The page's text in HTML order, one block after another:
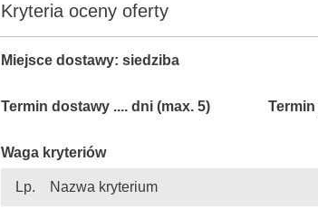
Kryteria oceny oferty
Miejsce dostawy: siedziba
Termin dostawy .... dni (max. 5) Termin
Waga kryteriów
Lp. Nazwa kryterium